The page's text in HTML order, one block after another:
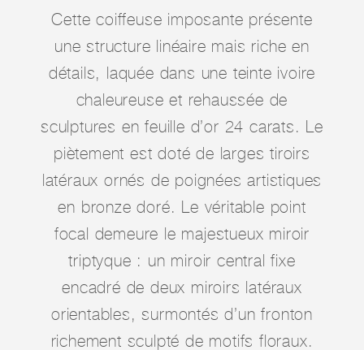
Cette coiffeuse imposante présente
une structure linéaire mais riche en
détails, laquée dans une teinte ivoire
chaleureuse et rehaussée de
sculptures en feuille d’or 24 carats. Le
piètement est doté de larges tiroirs
latéraux ornés de poignées artistiques
en bronze doré. Le véritable point
focal demeure le majestueux miroir
triptyque : un miroir central fixe
encadré de deux miroirs latéraux
orientables, surmontés d’un fronton
richement sculpté de motifs floraux.